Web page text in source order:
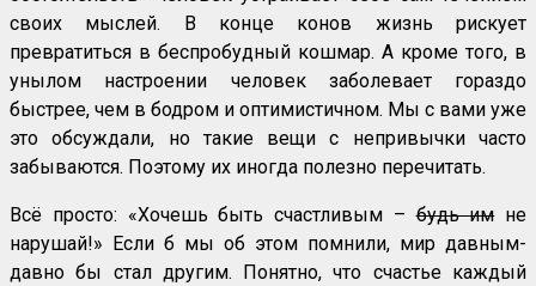
своих мыслей. В конце конов жизнь рискует
превратиться в беспробудный кошмар. А кроме того, в
унылом настроении человек заболевает гораздо
быстрее, чем в бодром и оптимистичном. Мы с вами уже
это обсуждали, но такие вещи с непривычки часто
забываются. Поэтому их иногда полезно перечитать.
Всё просто: «Хочешь быть счастливым –будь имне
нарушай!» Если б мы об этом помнили, мир давным-
давно бы стал другим. Понятно, что счастье каждый